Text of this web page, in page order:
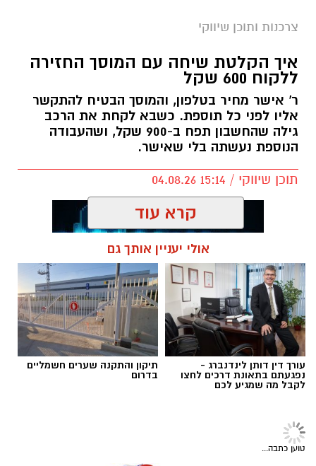
צרכנות ותוכן שיווקי
איך הקלטת שיחה עם המוסך החזירה
ללקוח 600 שקל
ר' אישר מחיר בטלפון, והמוסך הבטיח להתקשר
אליו לפני כל תוספת. כשבא לקחת את הרכב
גילה שהחשבון תפח ב-900 שקל, ושהעבודה
הנוספת נעשתה בלי שאישר.
תוכן שיווקי / 15:14 04.08.26
תגים:הקלטה
קרא עוד
אולי יעניין אותך גם
עורך דין דותן לינדנברג -
נפגעתם בתאונת דרכים לחצו
לקבל מה שמגיע לכם
תיקון והתקנה שערים חשמליים
בדרום
צרכנות ותוכן שיווקי